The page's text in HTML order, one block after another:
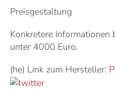
Preisgestaltung
Konkretere Informationen
unter 4000 Euro.
(he) Link zum Hersteller: